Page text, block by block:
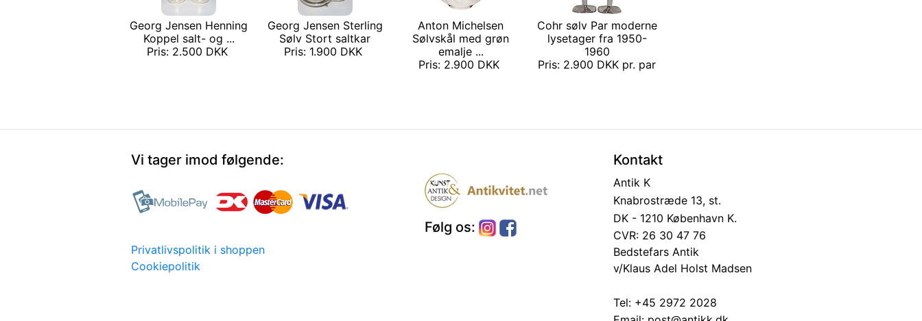
Georg Jensen Henning
Koppel salt- og ...
Pris: 2.500 DKK
Georg Jensen Sterling
Sølv Stort saltkar
Pris: 1.900 DKK
Anton Michelsen
Sølvskål med grøn
emalje ...
Pris: 2.900 DKK
Cohr sølv Par moderne
lysetager fra 1950-
1960
Pris: 2.900 DKK pr. par
Vi tager imod følgende:
Privatlivspolitik i shoppen
Cookiepolitik
Følg os:
Kontakt
Antik K
Knabrostræde 13, st.
DK - 1210 København K.
CVR: 26 30 47 76
Bedstefars Antik
v/Klaus Adel Holst Madsen
Tel: +45 2972 2028